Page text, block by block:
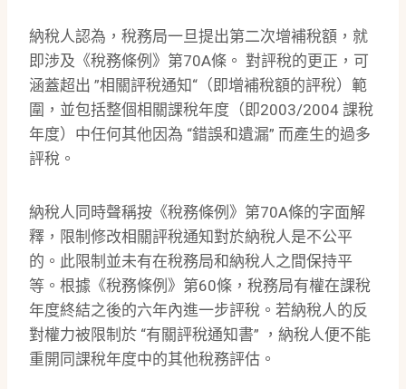
納稅人認為，稅務局一旦提出第二次增補稅額，就
即涉及《稅務條例》第70A條。 對評稅的更正，可
涵蓋超出 ”相關評稅通知“（即增補稅額的評稅）範
圍，並包括整個相關課稅年度（即2003/2004 課稅
年度）中任何其他因為 “錯誤和遺漏” 而產生的過多
評稅。
納稅人同時聲稱按《稅務條例》第70A條的字面解
釋，限制修改相關評稅通知對於納稅人是不公平
的。此限制並未有在稅務局和納稅人之間保持平
等。根據《稅務條例》第60條，稅務局有權在課稅
年度終結之後的六年內進一步評稅。若納稅人的反
對權力被限制於 “有關評稅通知書” ，納稅人便不能
重開同課稅年度中的其他稅務評估。